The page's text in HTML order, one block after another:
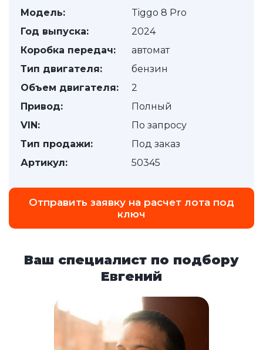
Модель:
Tiggo 8 Pro
Год выпуска:
2024
Коробка передач:
автомат
Тип двигателя:
бензин
Объем двигателя:
2
Привод:
Полный
VIN:
По запросу
Тип продажи:
Под заказ
Артикул:
50345
Отправить заявку на расчет лота под
ключ
Ваш специалист по подбору
Евгений